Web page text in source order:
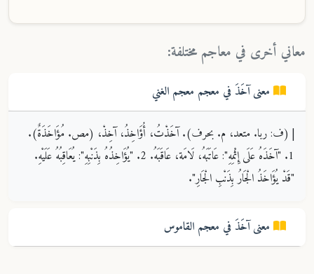
معاني أخرى في معاجم مختلفة:
آخَذَ في معجم معجم الغني
| (ف: ربا. متعد، م. بحرف). آخَذْتُ، أُؤَاخِذُ، آخِذْ، (مص. مُؤَاخَذَةٌ).
1. "آخَذَهُ عَلَى إِثْمِهِ": عَاتَبَهُ، لَامَة، عَاقَبَهُ. 2. "يُؤَاخِذُهُ بِذَنْبِهِ": يُعَاقِبُهُ عَلَيْهِ.
"قَدْ يُؤَاخَذُ الْجَارُ بِذَنْبِ الْجَارِ".
آخَذَ في معجم القاموس